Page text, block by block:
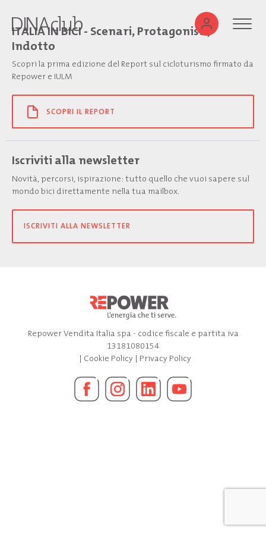
ITALIA IN BICI - Scenari, Protagonisti,
Indotto
Scopri la prima edizione del Report sul cicloturismo firmato da
Repower e IULM
SCOPRI IL REPORT
Iscriviti alla newsletter
Novità, percorsi, ispirazione: tutto quello che vuoi sapere sul
mondo bici direttamente nella tua mailbox.
ISCRIVITI ALLA NEWSLETTER
Repower Vendita Italia spa - codice fiscale e partita iva
13181080154
| Cookie Policy| Privacy Policy